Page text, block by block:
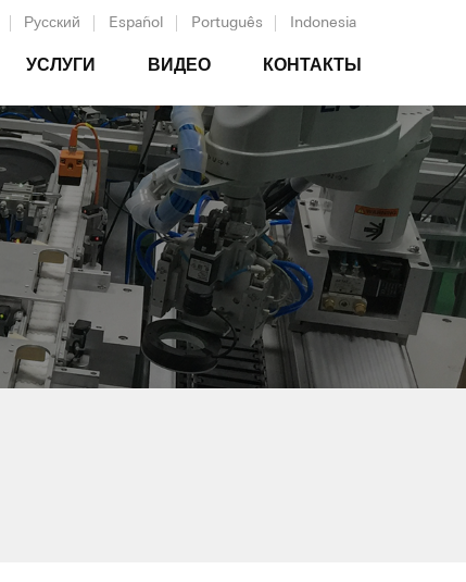
Русский Español Português Indonesia
УСЛУГИ ВИДЕО КОНТАКТЫ